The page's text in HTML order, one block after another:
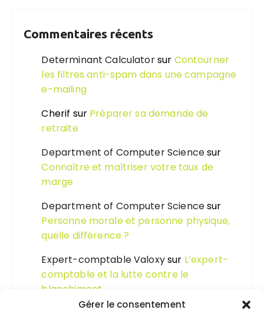
Gérer le consentement
Commentaires récents
Determinant Calculatorsur Contourner
les filtres anti-spam dans une campagne
e-mailing
Cherif sur Préparer sa demande de
retraite
Department of Computer Sciencesur
Connaître et maîtriser votre taux de
marge
Department of Computer Sciencesur
Personne morale et personne physique,
quelle différence ?
Expert-comptable Valoxysur L’expert-
comptable et la lutte contre le
blanchiment